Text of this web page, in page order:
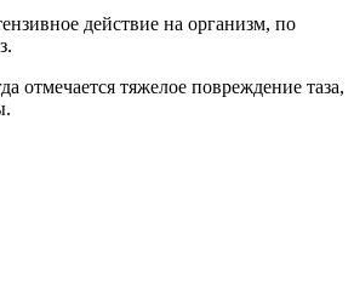
действие на организм, по
отмечается тяжелое повреждение таза,